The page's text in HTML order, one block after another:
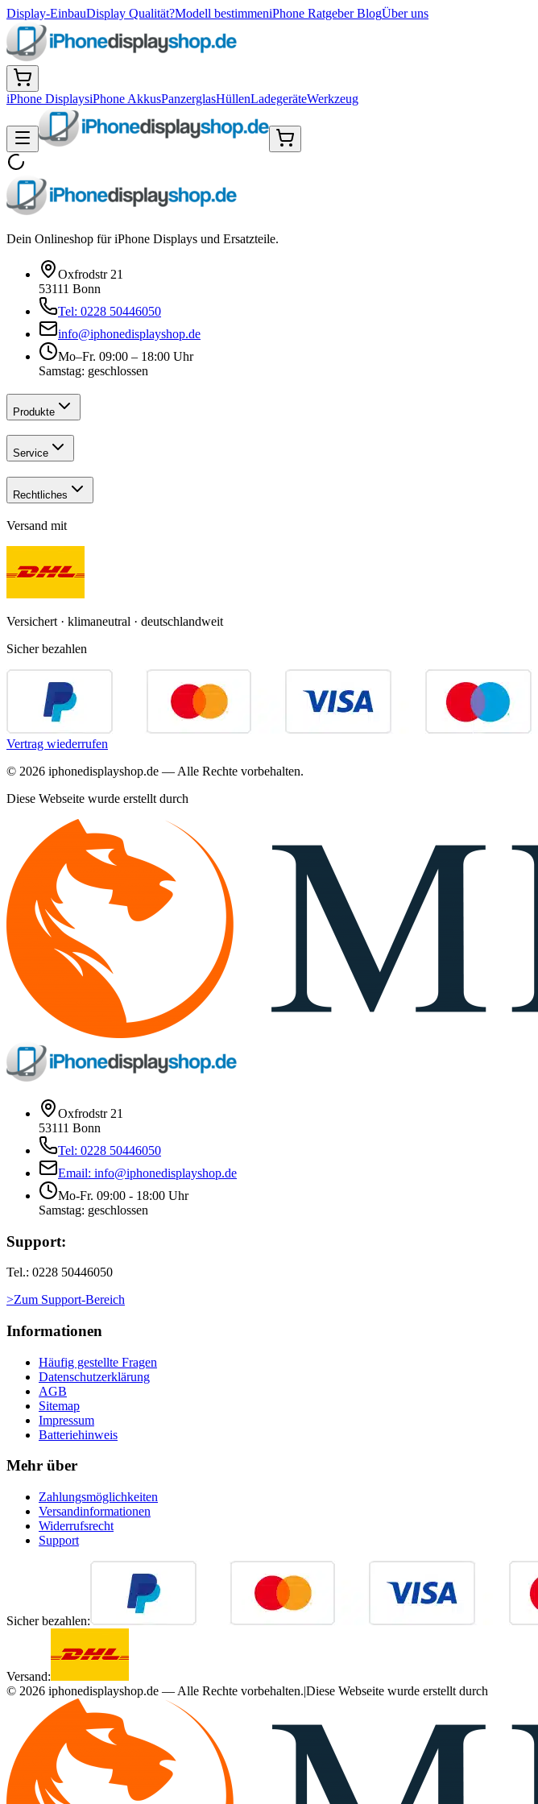
Display-EinbauDisplay Qualität?Modell bestimmeniPhone Ratgeber BlogÜber uns
iPhone DisplaysiPhone AkkusPanzerglasHüllenLadegeräteWerkzeug
Dein Onlineshop für iPhone Displays und Ersatzteile.
Oxfrodstr 21
53111 Bonn
Tel: 0228 50446050
info@iphonedisplayshop.de
Mo–Fr. 09:00 – 18:00 Uhr
Samstag: geschlossen
Produkte
Service
Rechtliches
Versand mit
Versichert · klimaneutral · deutschlandweit
Sicher bezahlen
Vertrag wiederrufen
© 2026 iphonedisplayshop.de — Alle Rechte vorbehalten.
Diese Webseite wurde erstellt durch
Oxfrodstr 21
53111 Bonn
Tel: 0228 50446050
Email: info@iphonedisplayshop.de
Mo-Fr. 09:00 - 18:00 Uhr
Samstag: geschlossen
Support:
Tel.: 0228 50446050
>Zum Support-Bereich
Informationen
Häufig gestellte Fragen
Datenschutzerklärung
AGB
Sitemap
Impressum
Batteriehinweis
Mehr über
Zahlungsmöglichkeiten
Versandinformationen
Widerrufsrecht
Support
Sicher bezahlen:
Versand:
© 2026 iphonedisplayshop.de — Alle Rechte vorbehalten.|Diese Webseite wurde erstellt durch